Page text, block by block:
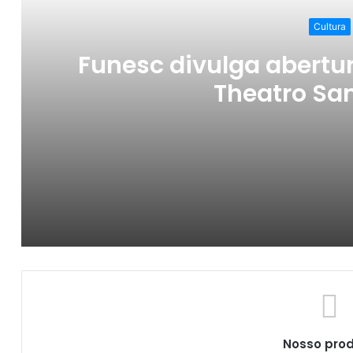
Cultura
Funesc divulga
Theatro
Nosso